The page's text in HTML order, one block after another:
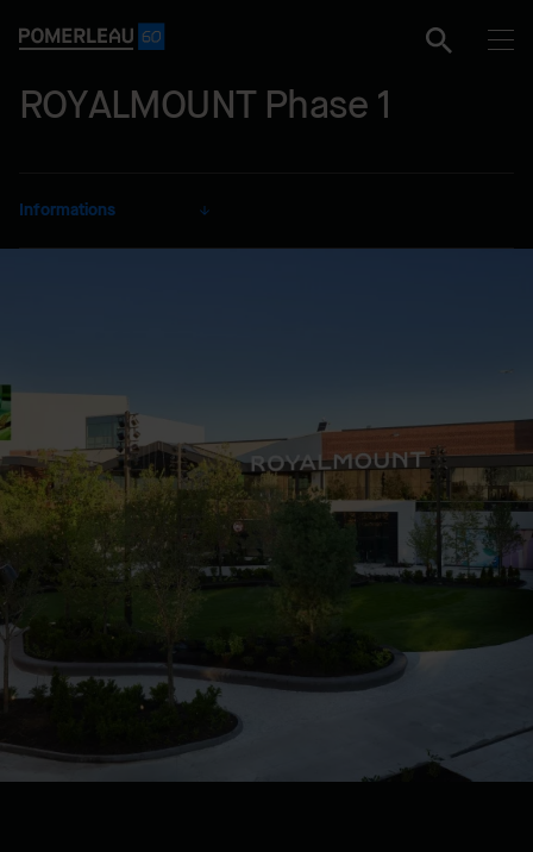
ROYALMOUNT Phase 1
Informations
CLIENT
MODE DE RÉALISATION
Gérance de construction
EMPLACEMENT
Montreal , QC, CA